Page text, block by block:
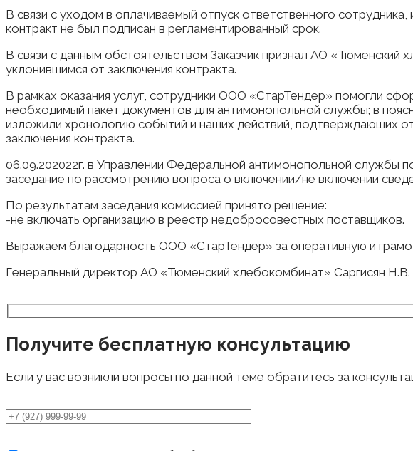
В связи с уходом в оплачиваемый отпуск ответственного
контракт не был подписан в регламентированный срок.
В связи с данным обстоятельством Заказчик признал АО «Тюменский
уклонившимся от заключения контракта.
В рамках оказания услуг, сотрудники ООО «СтарТендер» помогли
необходимый пакет документов для антимонопольной службы; в
изложили хронологию событий и наших действий, подтверждающих
заключения контракта.
06.09.202022г. в Управлении Федеральной антимонопольной службы
заседание по рассмотрению вопроса о включении/не включении
По результатам заседания комиссией принято решение:
-не включать организацию в реестр недобросовестных поставщиков.
Выражаем благодарность ООО «СтарТендер» за оперативную и
Генеральный директор АО «Тюменский хлебокомбинат» Саргисян Н.В.
Получите бесплатную консультацию
Если у вас возникли вопросы по данной теме обратитесь за